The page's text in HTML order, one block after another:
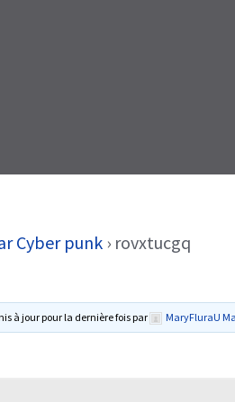
Cyber punk › rovxtucgq
à jour pour la dernière fois par MaryFluraU